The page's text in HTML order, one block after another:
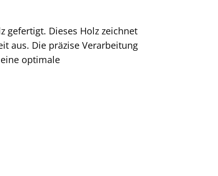
gefertigt. Dieses Holz zeichnet
aus. Die präzise Verarbeitung
optimale